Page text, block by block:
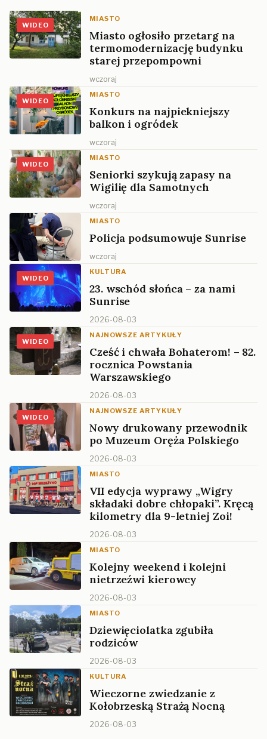
WIDEO
MIASTO
Miasto ogłosiło przetarg na
termomodernizację budynku
starej przepompowni
wczoraj
WIDEO
MIASTO
Konkurs na najpiekniejszy
balkon i ogródek
wczoraj
WIDEO
MIASTO
Seniorki szykują zapasy na
Wigilię dla Samotnych
wczoraj
MIASTO
Policja podsumowuje Sunrise
wczoraj
WIDEO
KULTURA
23. wschód słońca – za nami
Sunrise
2026-08-03
WIDEO
NAJNOWSZE ARTYKUŁY
Cześć i chwała Bohaterom! – 82.
rocznica Powstania
Warszawskiego
2026-08-03
WIDEO
NAJNOWSZE ARTYKUŁY
Nowy drukowany przewodnik
po Muzeum Oręża Polskiego
2026-08-03
MIASTO
VII edycja wyprawy „Wigry
składaki dobre chłopaki”. Kręcą
kilometry dla 9-letniej Zoi!
2026-08-03
MIASTO
Kolejny weekend i kolejni
nietrzeźwi kierowcy
2026-08-03
MIASTO
Dziewięciolatka zgubiła
rodziców
2026-08-03
KULTURA
Wieczorne zwiedzanie z
Kołobrzeską Strażą Nocną
2026-08-03